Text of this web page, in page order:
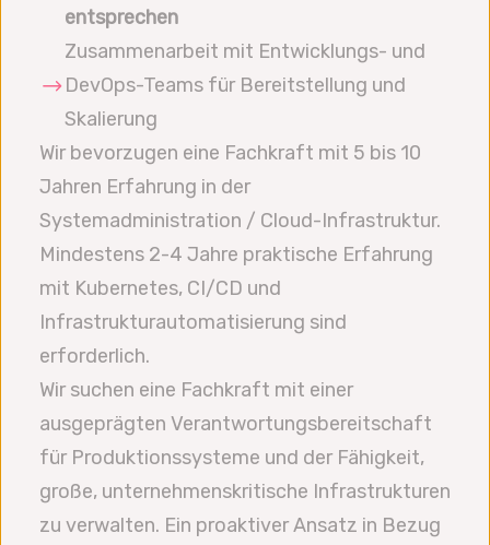
entsprechen
Zusammenarbeit mit Entwicklungs- und
DevOps-Teams für Bereitstellung und
Skalierung
Wir bevorzugen eine Fachkraft mit 5 bis 10
Jahren Erfahrung in der
Systemadministration / Cloud-Infrastruktur.
Mindestens 2-4 Jahre praktische Erfahrung
mit Kubernetes, CI/CD und
Infrastrukturautomatisierung sind
erforderlich.
Wir suchen eine Fachkraft mit einer
ausgeprägten Verantwortungsbereitschaft
für Produktionssysteme und der Fähigkeit,
große, unternehmenskritische Infrastrukturen
zu verwalten. Ein proaktiver Ansatz in Bezug